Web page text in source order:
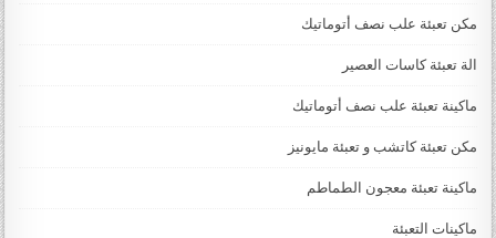
مكن تعبئة علب نصف أتوماتيك
الة تعبئة كاسات العصير
ماكينة تعبئة علب نصف أتوماتيك
مكن تعبئة كاتشب و تعبئة مايونيز
ماكينة تعبئة معجون الطماطم
ماكينات التعبئة